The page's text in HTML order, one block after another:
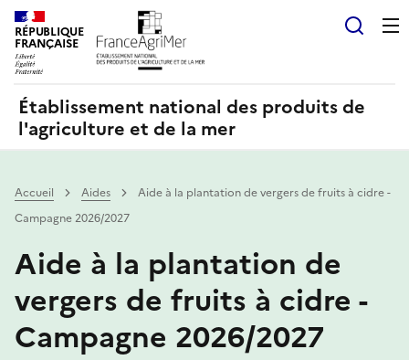
RÉPUBLIQUE
FRANÇAISE
Établissement national des produits de
l'agriculture et de la mer
Accueil Aides
Aide à la plantation de vergers de fruits à cidre -
Campagne 2026/2027
Aide à la plantation de
vergers de fruits à cidre -
Campagne 2026/2027
Panneau de gestion des cookies